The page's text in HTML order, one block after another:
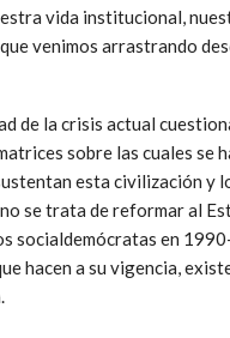
vida institucional,
venimos arrastrando
de la crisis actual
sobre las cuales se
esta civilización y
se trata de reformar al
socialdemócratas en
hacen a su vigencia,